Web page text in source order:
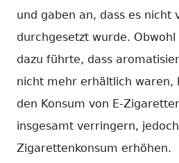
und gaben an, dass es nicht
durchgesetzt wurde.
dazu führte, dass
nicht mehr erhältlich waren,
den Konsum von E-
insgesamt verringern,
Zigarettenkonsum erhöhen.